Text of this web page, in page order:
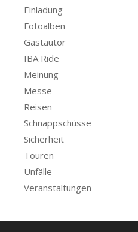
Einladung
Fotoalben
Gastautor
IBA Ride
Meinung
Messe
Reisen
Schnappschüsse
Sicherheit
Touren
Unfälle
Veranstaltungen